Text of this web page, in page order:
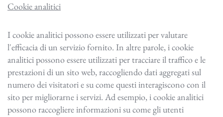
Cookie analitici
I cookie analitici possono essere utilizzati per valutare
l'efficacia di un servizio fornito. In altre parole, i cookie
analitici possono essere utilizzati per tracciare il traffico e le
prestazioni di un sito web, raccogliendo dati aggregati sul
numero dei visitatori e su come questi interagiscono con il
sito per migliorarne i servizi. Ad esempio, i cookie analitici
possono raccogliere informazioni su come gli utenti